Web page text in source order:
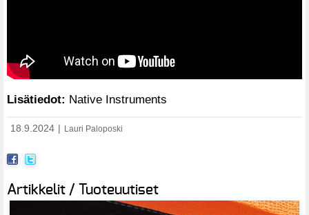
Lisätiedot: Native Instruments
18.9.2024 Lauri Paloposki
Artikkelit / Tuoteuutiset